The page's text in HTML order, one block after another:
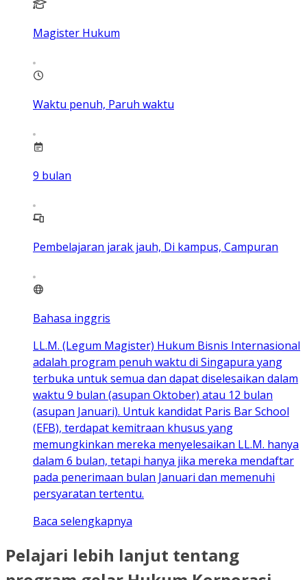
Magister Hukum
Waktu penuh, Paruh waktu
9 bulan
Pembelajaran jarak jauh, Di kampus, Campuran
Bahasa inggris
LL.M. (Legum Magister) Hukum Bisnis Internasional
adalah program penuh waktu di Singapura yang
terbuka untuk semua dan dapat diselesaikan dalam
waktu 9 bulan (asupan Oktober) atau 12 bulan
(asupan Januari). Untuk kandidat Paris Bar School
(EFB), terdapat kemitraan khusus yang
memungkinkan mereka menyelesaikan LL.M. hanya
dalam 6 bulan, tetapi hanya jika mereka mendaftar
pada penerimaan bulan Januari dan memenuhi
persyaratan tertentu.
Baca selengkapnya
Pelajari lebih lanjut tentang